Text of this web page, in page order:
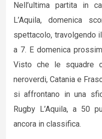
Nell’ultima partita in
L’Aquila, domenica
spettacolo, travolgendo
a 7. E domenica
Visto che le squadre
neroverdi, Catania e
si affrontano in una
Rugby L’Aquila, a 50
ancora in classifica.